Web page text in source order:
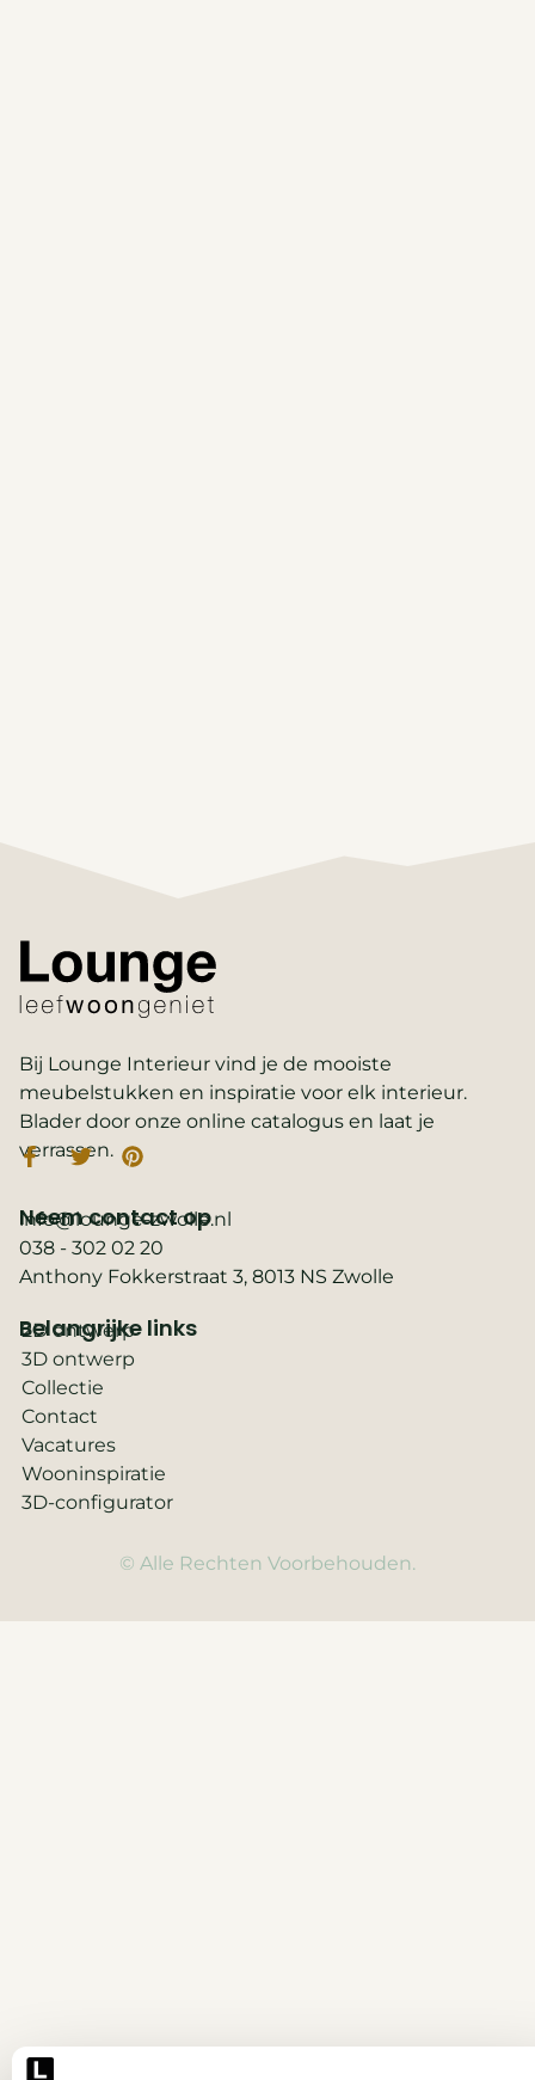
Bij Lounge Interieur vind je de mooiste
meubelstukken en inspiratie voor elk interieur.
Blader door onze online catalogus en laat je
verrassen.
Belangrijke links
2D ontwerp
3D ontwerp
Collectie
Contact
Vacatures
Wooninspiratie
3D-configurator
Neem contact op
info@lounge-zwolle.nl
038 - 302 02 20
Anthony Fokkerstraat 3, 8013 NS Zwolle
© Alle Rechten Voorbehouden.